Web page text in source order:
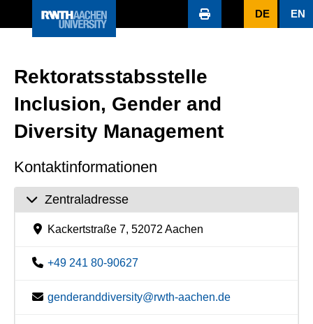
DE EN
Rektoratsstabsstelle
Inclusion, Gender and
Diversity Management
Kontaktinformationen
Zentraladresse
Kackertstraße 7, 52072 Aachen
+49 241 80-90627
genderanddiversity@rwth-aachen.de